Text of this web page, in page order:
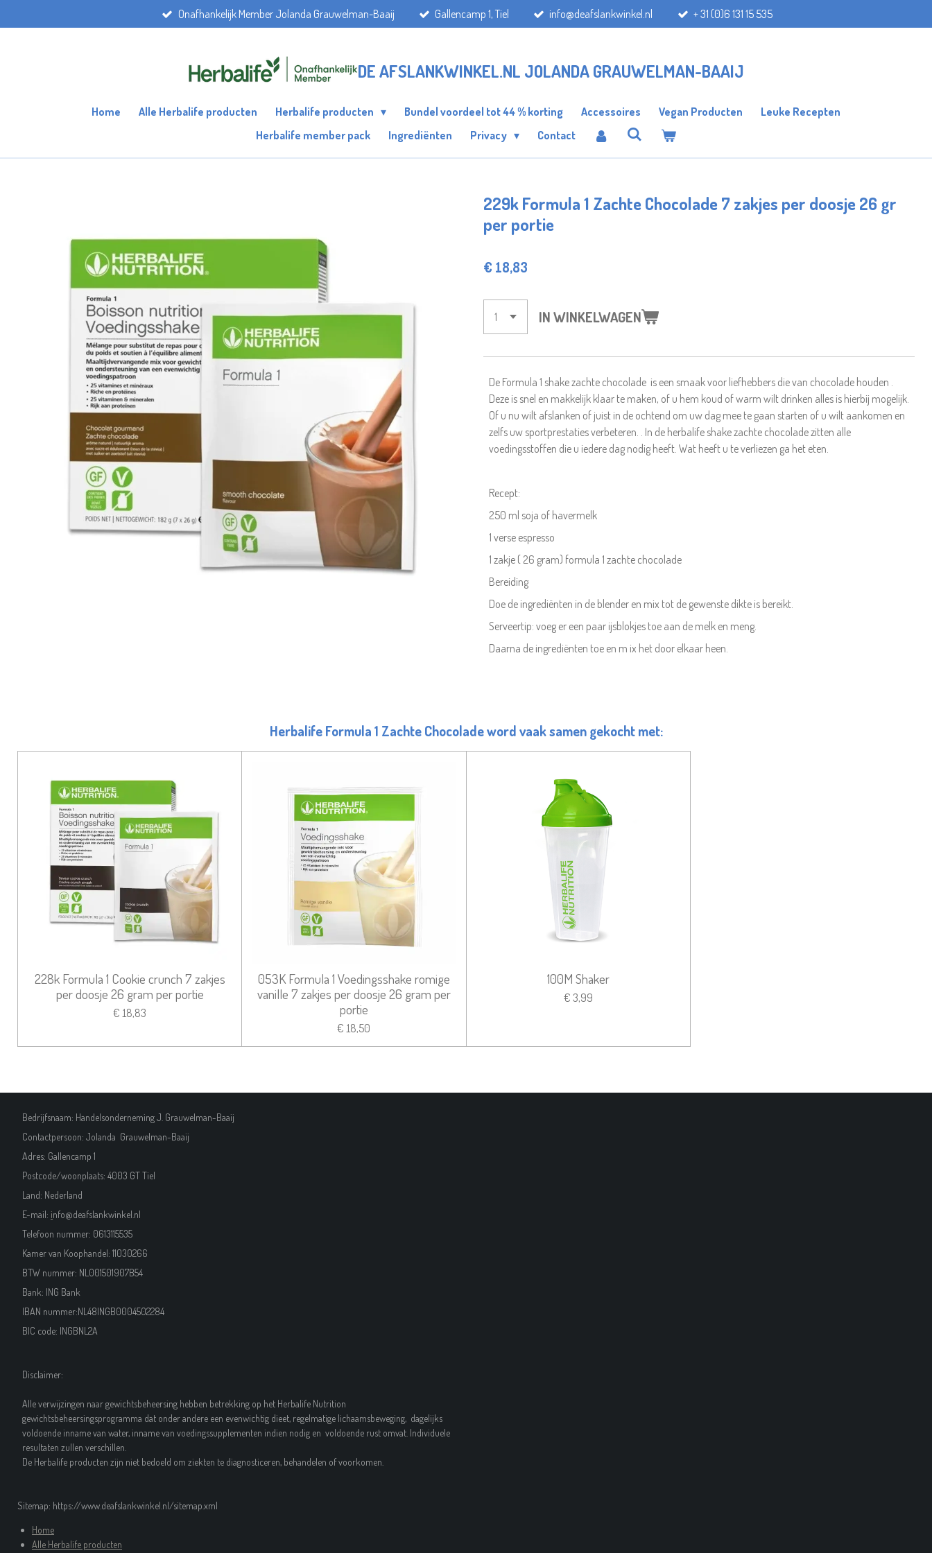
direct
Onafhankelijk Member Jolanda Grauwelman-Baaij Gallencamp 1, Tiel info@deafslankwinkel.nl + 31 (0)6 131 15 535
DE AFSLANKWINKEL.NL JOLANDA GRAUWELMAN-BAAIJ
Home Alle Herbalife producten Herbalife producten Bundel voordeel tot 44 % korting Accessoires Vegan Producten
Leuke Recepten
Herbalife member pack
Ingrediënten Privacy Contact
229k Formula 1 Zachte Chocolade 7 zakjes per doosje 26 gr
per portie
€ 18,83
IN WINKELWAGEN
De Formula 1 shake zachte chocolade is een smaak voor liefhebbers die van chocolade houden .
Deze is snel en makkelijk klaar te maken, of u hem koud of warm wilt drinken alles is hierbij mogelijk.
Of u nu wilt afslanken of juist in de ochtend om uw dag mee te gaan starten of u wilt aankomen en
zelfs uw sportprestaties verbeteren. . In de herbalife shake zachte chocolade zitten alle
voedingsstoffen die u iedere dag nodig heeft. Wat heeft u te verliezen ga het eten.
Recept:
250 ml soja of havermelk
1 verse espresso
1 zakje ( 26 gram) formula 1 zachte chocolade
Bereiding
Doe de ingrediënten in de blender en mix tot de gewenste dikte is bereikt.
Serveertip: voeg er een paar ijsblokjes toe aan de melk en meng.
Daarna de ingrediënten toe en m ix het door elkaar heen.
Herbalife Formula 1 Zachte Chocolade word vaak samen gekocht met:
228k Formula 1 Cookie crunch 7 zakjes
per doosje 26 gram per portie
€ 18,83
053K Formula 1 Voedingsshake romige
vanille 7 zakjes per doosje 26 gram per
portie
€ 18,50
100M Shaker
€ 3,99
Bedrijfsnaam: Handelsonderneming J. Grauwelman-Baaij
Contactpersoon: Jolanda Grauwelman-Baaij
Adres: Gallencamp 1
Postcode/woonplaats: 4003 GT Tiel
Land: Nederland
E-mail: info@deafslankwinkel.nl
Telefoon nummer: 0613115535
Kamer van Koophandel: 11030266
BTW nummer: NL001501907B54
Bank: ING Bank
IBAN nummer:NL48INGB0004502284
BIC code: INGBNL2A
Disclaimer:
Alle verwijzingen naar gewichtsbeheersing hebben betrekking op het Herbalife Nutrition
gewichtsbeheersingsprogramma dat onder andere een evenwichtig dieet, regelmatige lichaamsbeweging, dagelijks
voldoende inname van water, inname van voedingssupplementen indien nodig en voldoende rust omvat. Individuele
resultaten zullen verschillen.
De Herbalife producten zijn niet bedoeld om ziekten te diagnosticeren, behandelen of voorkomen.
Sitemap: https://www.deafslankwinkel.nl/sitemap.xml
Home
Alle Herbalife producten